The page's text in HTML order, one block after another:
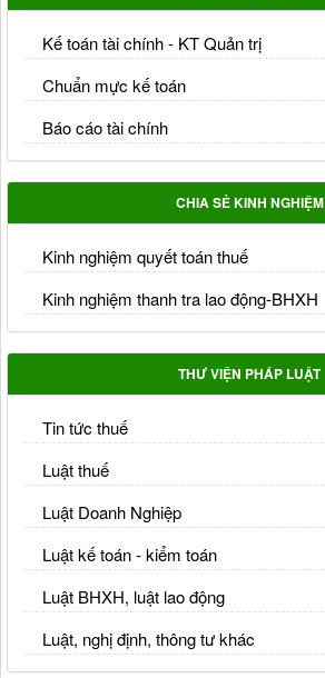
Kế toán tài chính - KT Quản trị
Chuẩn mực kế toán
Báo cáo tài chính
CHIA SẺ KINH NGHIỆM
Kinh nghiệm quyết toán thuế
Kinh nghiệm thanh tra lao động-BHXH
THƯ VIỆN PHÁP LUẬT
Tin tức thuế
Luật thuế
Luật Doanh Nghiệp
Luật kế toán - kiểm toán
Luật BHXH, luật lao động
Luật, nghị định, thông tư khác